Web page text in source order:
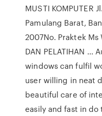
MUSTI KOMPUTER
Pamulang Barat,
2007No. Praktek Ms
DAN PELATIHAN …
windows can fulfil
user willing in neat
beautiful care of
easily and fast in